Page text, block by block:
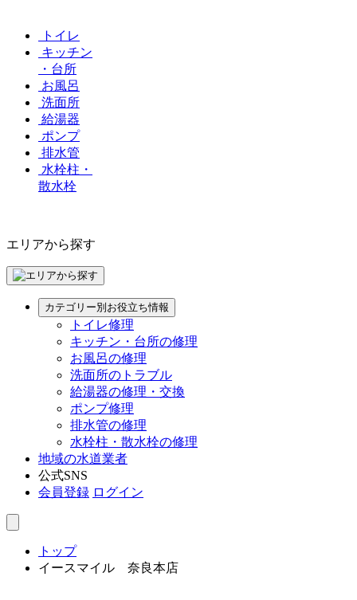
トイレ
キッチン
・台所
お風呂
洗面所
給湯器
ポンプ
排水管
水栓柱・
散水栓
エリアから探す
カテゴリー別お役立ち情報
トイレ修理
キッチン・台所の修理
お風呂の修理
洗面所のトラブル
給湯器の修理・交換
ポンプ修理
排水管の修理
水栓柱・散水栓の修理
地域の水道業者
公式SNS
会員登録 ログイン
トップ
イースマイル 奈良本店